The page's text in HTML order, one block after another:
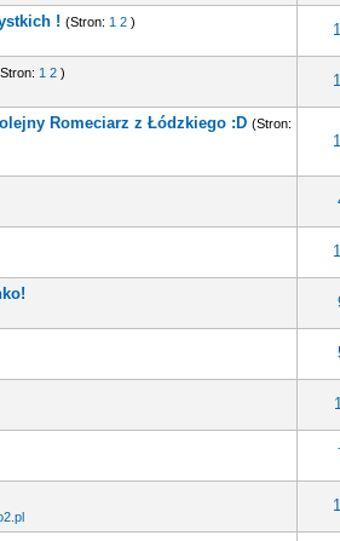
! (Stron: 1 2 )
1 2 )
Romeciarz z Łódzkiego :D (Stron: